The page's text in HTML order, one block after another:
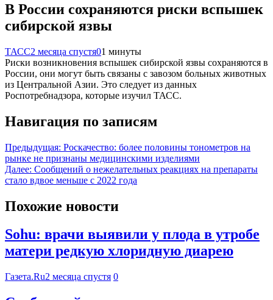
В России сохраняются риски вспышек
сибирской язвы
ТАСС2 месяца спустя01 минуты
Риски возникновения вспышек сибирской язвы сохраняются в
России, они могут быть связаны с завозом больных животных
из Центральной Азии. Это следует из данных
Роспотребнадзора, которые изучил ТАСС.
Навигация по записям
Предыдущая: Роскачество: более половины тонометров на
рынке не признаны медицинскими изделиями
Далее: Сообщений о нежелательных реакциях на препараты
стало вдвое меньше с 2022 года
Похожие новости
Sohu: врачи выявили у плода в утробе
матери редкую хлоридную диарею
Газета.Ru2 месяца спустя 0